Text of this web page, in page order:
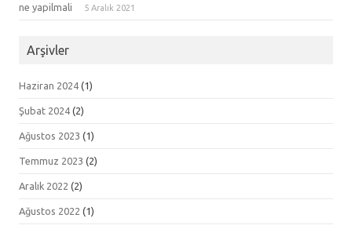
ne yapilmali
5 Aralık 2021
Arşivler
Haziran 2024 (1)
Şubat 2024 (2)
Ağustos 2023 (1)
Temmuz 2023 (2)
Aralık 2022 (2)
Ağustos 2022 (1)